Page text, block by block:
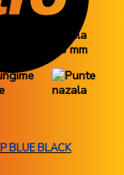
Punte
nazala
15 mm
BLUE BLACK